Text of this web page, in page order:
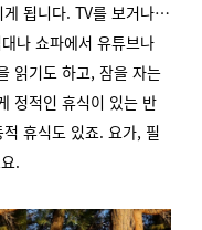
게 됩니다. TV를 보거나…
나 쇼파에서 유튜브나
읽기도 하고, 잠을 자는
정적인 휴식이 있는 반
휴식도 있죠. 요가, 필
.